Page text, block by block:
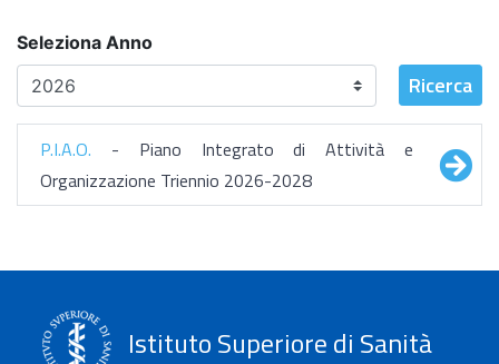
Seleziona Anno
Ricerca
P.I.A.O. - Piano Integrato di Attività e
Organizzazione Triennio 2026-2028
Istituto Superiore di Sanità